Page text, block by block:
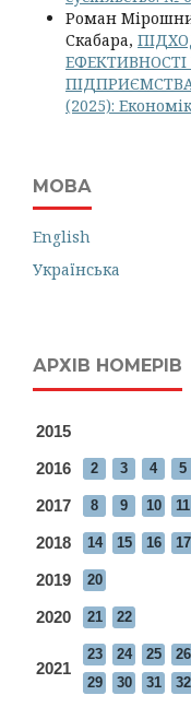
Роман
Скабара,
(2025):
МОВА
English
Українська
АРХІВ НОМЕРІВ
2015
2016 2 3 4 5
2017 8 9 10 11
2018 14 15 16 17
2019 20
2020 21 22
2021
23 24 25 26
29
30 31 32